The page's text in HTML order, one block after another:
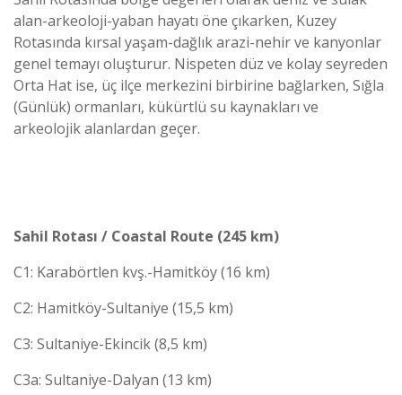
alan-arkeoloji-yaban hayatı öne çıkarken, Kuzey
Rotasında kırsal yaşam-dağlık arazi-nehir ve kanyonlar
genel temayı oluşturur. Nispeten düz ve kolay seyreden
Orta Hat ise, üç ilçe merkezini birbirine bağlarken, Sığla
(Günlük) ormanları, kükürtlü su kaynakları ve
arkeolojik alanlardan geçer.
Sahil Rotası / Coastal Route (245 km)
C1: Karabörtlen kvş.-Hamitköy (16 km)
C2: Hamitköy-Sultaniye (15,5 km)
C3: Sultaniye-Ekincik (8,5 km)
C3a: Sultaniye-Dalyan (13 km)